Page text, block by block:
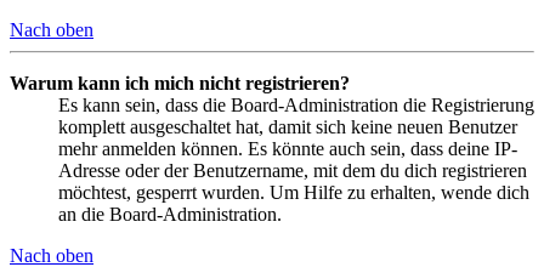
Nach oben
Warum kann ich mich nicht registrieren?
Es kann sein, dass die Board-Administration die Registrierung
komplett ausgeschaltet hat, damit sich keine neuen Benutzer
mehr anmelden können. Es könnte auch sein, dass deine IP-
Adresse oder der Benutzername, mit dem du dich registrieren
möchtest, gesperrt wurden. Um Hilfe zu erhalten, wende dich
an die Board-Administration.
Nach oben